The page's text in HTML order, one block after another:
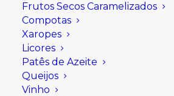
Frutos Secos Caramelizados
Compotas
Xaropes
Licores
Patês de Azeite
Queijos
Vinho